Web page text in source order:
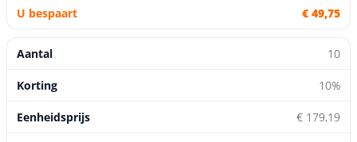
€ 49,75
10
10%
€ 179,19